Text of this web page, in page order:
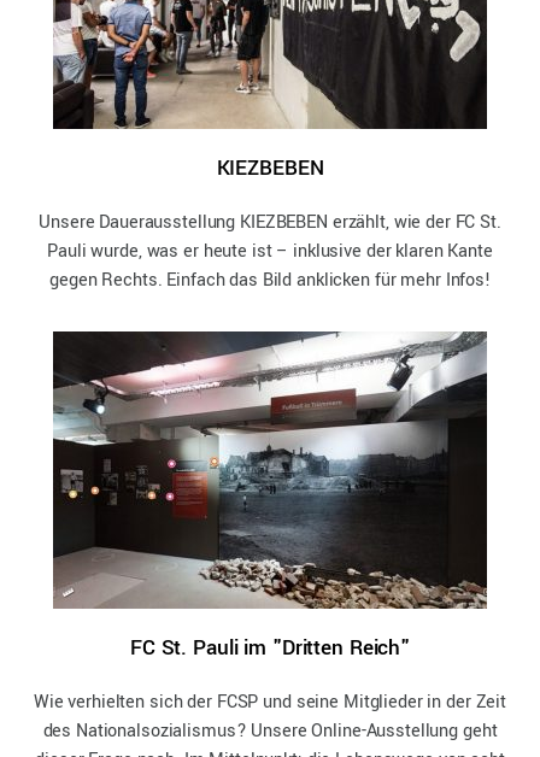
KIEZBEBEN
Unsere Dauerausstellung KIEZBEBEN erzählt, wie der FC St.
Pauli wurde, was er heute ist – inklusive der klaren Kante
gegen Rechts. Einfach das Bild anklicken für mehr Infos!
FC St. Pauli im "Dritten Reich"
Wie verhielten sich der FCSP und seine Mitglieder in der Zeit
des Nationalsozialismus? Unsere Online-Ausstellung geht